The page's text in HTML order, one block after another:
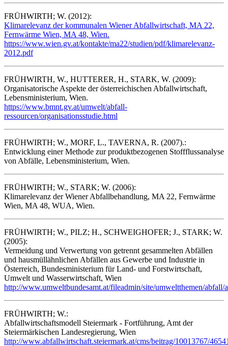
FRÜHWIRTH; W. (2012):
Klimarelevanz der kommunalen Wiener Abfallwirtschaft, MA 22,
Fernwärme Wien, MA 48, Wien.
https://www.wien.gv.at/kontakte/ma22/studien/pdf/klimarelevanz-
2012.pdf
FRÜHWIRTH, W., HUTTERER, H., STARK, W. (2009):
Organisatorische Aspekte der österreichischen Abfallwirtschaft,
Lebensministerium, Wien.
https://www.bmnt.gv.at/umwelt/abfall-
ressourcen/organisationsstudie.html
FRÜHWIRTH; W., MORF, L., TAVERNA, R. (2007).:
Entwicklung einer Methode zur produktbezogenen Stoffflussanalyse
von Abfälle, Lebensministerium, Wien.
FRÜHWIRTH; W., STARK; W. (2006):
Klimarelevanz der Wiener Abfallbehandlung, MA 22, Fernwärme
Wien, MA 48, WUA, Wien.
FRÜHWIRTH; W., PILZ; H., SCHWEIGHOFER; J., STARK; W.
(2005):
Vermeidung und Verwertung von getrennt gesammelten Abfällen
und hausmüllähnlichen Abfällen aus Gewerbe und Industrie in
Österreich, Bundesministerium für Land- und Forstwirtschaft,
Umwelt und Wasserwirtschaft, Wien
http://www.umweltbundesamt.at/fileadmin/site/umweltthemen/
FRÜHWIRTH; W.:
Abfallwirtschaftsmodell Steiermark - Fortführung, Amt der
Steiermärkischen Landesregierung, Wien
http://www.abfallwirtschaft.steiermark.at/cms/beitrag/10013767/